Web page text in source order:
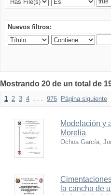
Nuevos filtros:
Mostrando 20 de un total de
1 2 3 4 . . . 976 Página siguiente
Modelación y
Morelia
Ochoa García,
la cancha de